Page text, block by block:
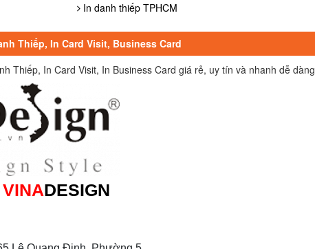
In danh thiếp TPHCM
Thiếp, In Card Visit, Business Card
Thiếp, In Card Visit, In Business Card giá rẻ, uy tín và nhanh dễ dàng
VINADESIGN